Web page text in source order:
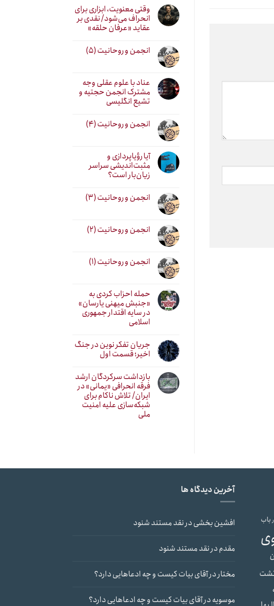
وقتی معنویت، ابزاری برای
انحراف می‌شود/ نقدی بر
عقاید «عرفان حلقه»
انجمن و روحانیت (۵)
عناد با علوم عقلی وجه
مشترک انجمن حجتیه و
تشیع انگلیسی
انجمن و روحانیت (۴)
آیا رؤیاپردازی و
مثبت‌اندیشی سراسر
زیان‌بار است؟
انجمن و روحانیت (۳)
انجمن و روحانیت (۲)
انجمن و روحانیت (۱)
حمله احزاب کردی به
«جنبش میهنی یارسان»
در سایه اقتدار جمهوری
اسلامی
جریان تفکر نوین در جنگ
اخیر؛ قسمت اول
بازداشت سرکردگان ارشد
فرقه انحرافی «یمانی» در
ایران/ تلاش ناکام برای
شبکه‌سازی علیه امنیت
ملی
باب
آخرین دیدگاه ها
افشین بخشیدرنقد مستند شنود
مقدمدرنقد مستند شنود
مختاردرآقای بیات کیست و چه ادعاهایی دارد؟
موسویهدرآقای بیات کیست و چه ادعاهایی دارد؟